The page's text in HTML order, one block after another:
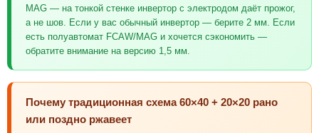
MAG — на тонкой стенке инвертор с электродом даёт прожог,
а не шов. Если у вас обычный инвертор — берите 2 мм. Если
есть полуавтомат FCAW/MAG и хочется сэкономить —
обратите внимание на версию 1,5 мм.
Почему традиционная схема 60×40 + 20×20 рано
или поздно ржавеет